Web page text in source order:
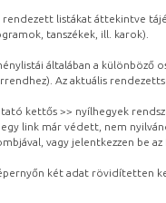
rendezett listákat áttekintve
tanszékek, ill. karok).
általában a
Az aktuális
kettős >> nyílhegyek
link már védett, nem
vagy jelentkezzen be
két adat rövidítetten